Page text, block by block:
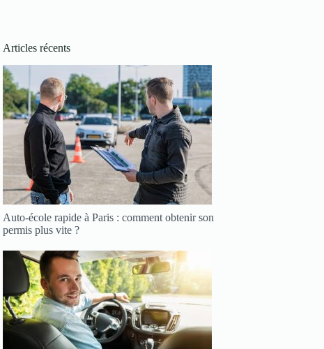
Articles récents
Auto-école rapide à Paris : comment obtenir son
permis plus vite ?